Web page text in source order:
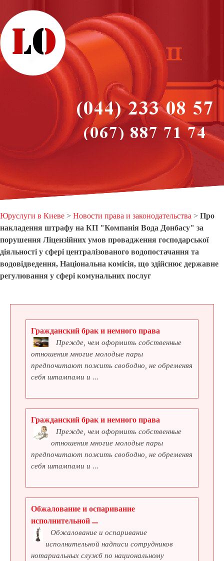
Юруслуги в Киеве > Новости права и законодательства > Про
накладення штрафу на КП "Компанія Вода Донбасу" за
порушення Ліцензійних умов провадження господарської
діяльності у сфері централізованого водопостачання та
водовідведення, Національна комісія, що здійснює державне
регулювання у сфері комунальних послуг
Гражданский брак и немного права
Прежде, чем оформить собственные
отношения многие молодые пары
предпочитают пожить свободно, не обременяя
себя штампами и ...
Гражданский брак и немного права
Прежде, чем оформить собственные
отношения многие молодые пары
предпочитают пожить свободно, не обременяя
себя штампами и ...
Обжалование и оспаривание
исполнительной ...
Обжалование и оспаривание
исполнительной надписи сотрудников
нотариальных служб по национальному